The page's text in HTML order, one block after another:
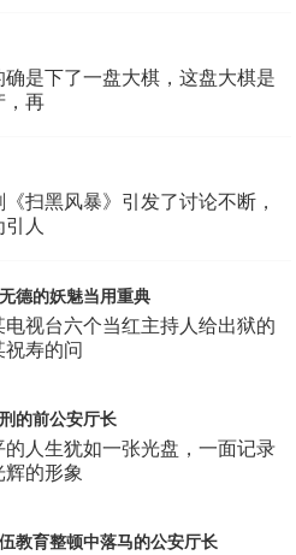
是下了一盘大棋，这盘大棋是
，再
扫黑风暴》引发了讨论不断，
人
德的妖魅当用重典
电视台六个当红主持人给出狱的
祝寿的问
的前公安厅长
的人生犹如一张光盘，一面记录
辉的形象
教育整顿中落马的公安厅长